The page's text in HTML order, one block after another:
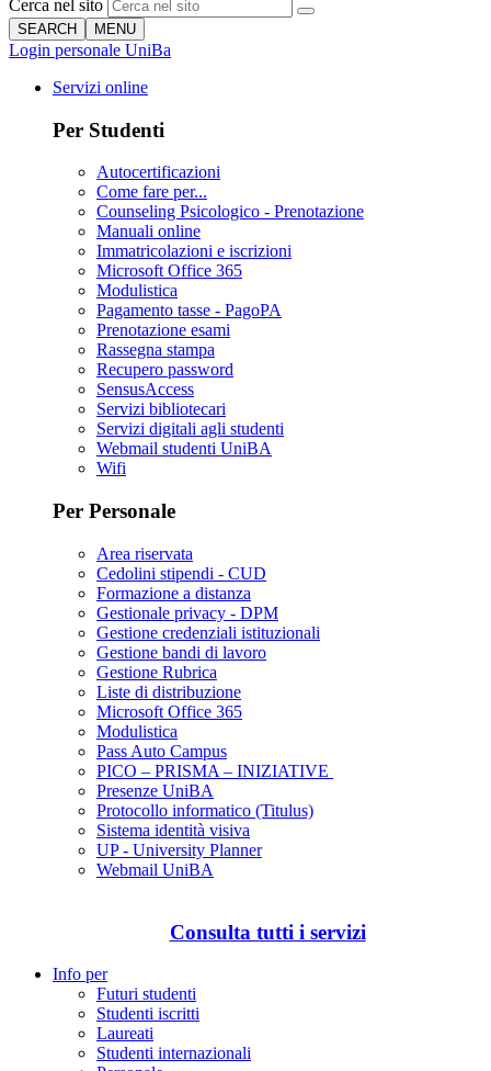
Cerca nel sito
SEARCH MENU
Login personale UniBa
Servizi online
Per Studenti
Autocertificazioni
Come fare per...
Counseling Psicologico - Prenotazione
Manuali online
Immatricolazioni e iscrizioni
Microsoft Office 365
Modulistica
Pagamento tasse - PagoPA
Prenotazione esami
Rassegna stampa
Recupero password
SensusAccess
Servizi bibliotecari
Servizi digitali agli studenti
Webmail studenti UniBA
Wifi
Per Personale
Area riservata
Cedolini stipendi - CUD
Formazione a distanza
Gestionale privacy - DPM
Gestione credenziali istituzionali
Gestione bandi di lavoro
Gestione Rubrica
Liste di distribuzione
Microsoft Office 365
Modulistica
Pass Auto Campus
PICO – PRISMA – INIZIATIVE
Presenze UniBA
Protocollo informatico (Titulus)
Sistema identità visiva
UP - University Planner
Webmail UniBA
Consulta tutti i servizi
Info per
Futuri studenti
Studenti iscritti
Laureati
Studenti internazionali